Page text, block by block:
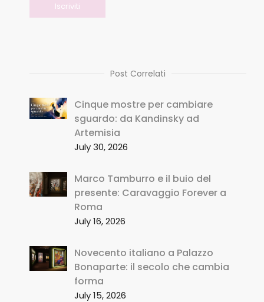
Post Correlati
Cinque mostre per cambiare
sguardo: da Kandinsky ad
Artemisia
July 30, 2026
Marco Tamburro e il buio del
presente: Caravaggio Forever a
Roma
July 16, 2026
Novecento italiano a Palazzo
Bonaparte: il secolo che cambia
forma
July 15, 2026